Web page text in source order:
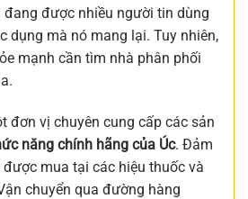
được nhiều người tin dùng
dụng mà nó mang lại. Tuy nhiên,
mạnh cần tìm nhà phân phối
đơn vị chuyên cung cấp các sản
năng chính hãng của Úc. Đảm
được mua tại các hiệu thuốc và
chuyển qua đường hàng